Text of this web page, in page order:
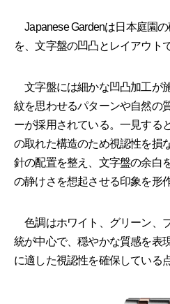
Japanese Gardenは日本庭園
を、文字盤の凹凸とレイアウト
文字盤には細かな凹凸加工が
紋を思わせるパターンや自然の
ーが採用されている。一見する
の取れた構造のため視認性を損
針の配置を整え、文字盤の余白
の静けさを想起させる印象を形
色調はホワイト、グリーン、
統が中心で、穏やかな質感を表
に適した視認性を確保している